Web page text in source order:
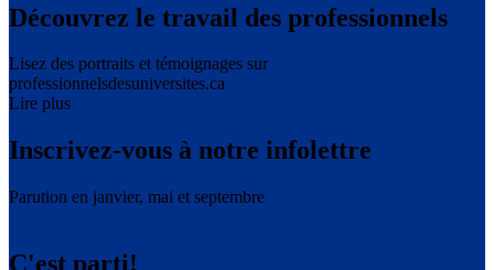
Découvrez le travail des professionnels
Lisez des portraits et témoignages sur
professionnelsdesuniversites.ca
Lire plus
Inscrivez-vous à notre infolettre
Parution en janvier, mai et septembre
C'est parti!